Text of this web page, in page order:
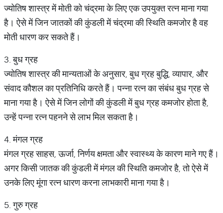
ज्योतिष शास्त्र में मोती को चंद्रमा के लिए एक उपयुक्त रत्न माना गया
है। ऐसे में जिन जातकों की कुंडली में चंद्रमा की स्थिति कमजोर है वह
मोती धारण कर सकते हैं।
3. बुध ग्रह
ज्योतिष शास्त्र की मान्यताओं के अनुसार, बुध ग्रह बुद्धि, व्यापार, और
संवाद कौशल का प्रतिनिधि करते हैं। पन्ना रत्न का संबंध बुध ग्रह से
माना गया है। ऐसे में जिन लोगों की कुंडली में बुध ग्रह कमजोर होता है,
उन्हें पन्ना रत्न पहनने से लाभ मिल सकता है।
4. मंगल ग्रह
मंगल ग्रह साहस, ऊर्जा, निर्णय क्षमता और स्वास्थ्य के कारण माने गए हैं।
अगर किसी जातक की कुंडली में मंगल की स्थिति कमजोर है, तो ऐसे में
उनके लिए मूंगा रत्न धारण करना लाभकारी माना गया है।
5. गुरु ग्रह